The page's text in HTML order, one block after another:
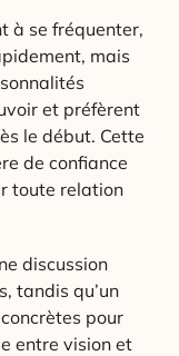
à se fréquenter,
mais
et préfèrent
le début. Cette
de confiance
toute relation
discussion
tandis qu’un
pour
entre vision et